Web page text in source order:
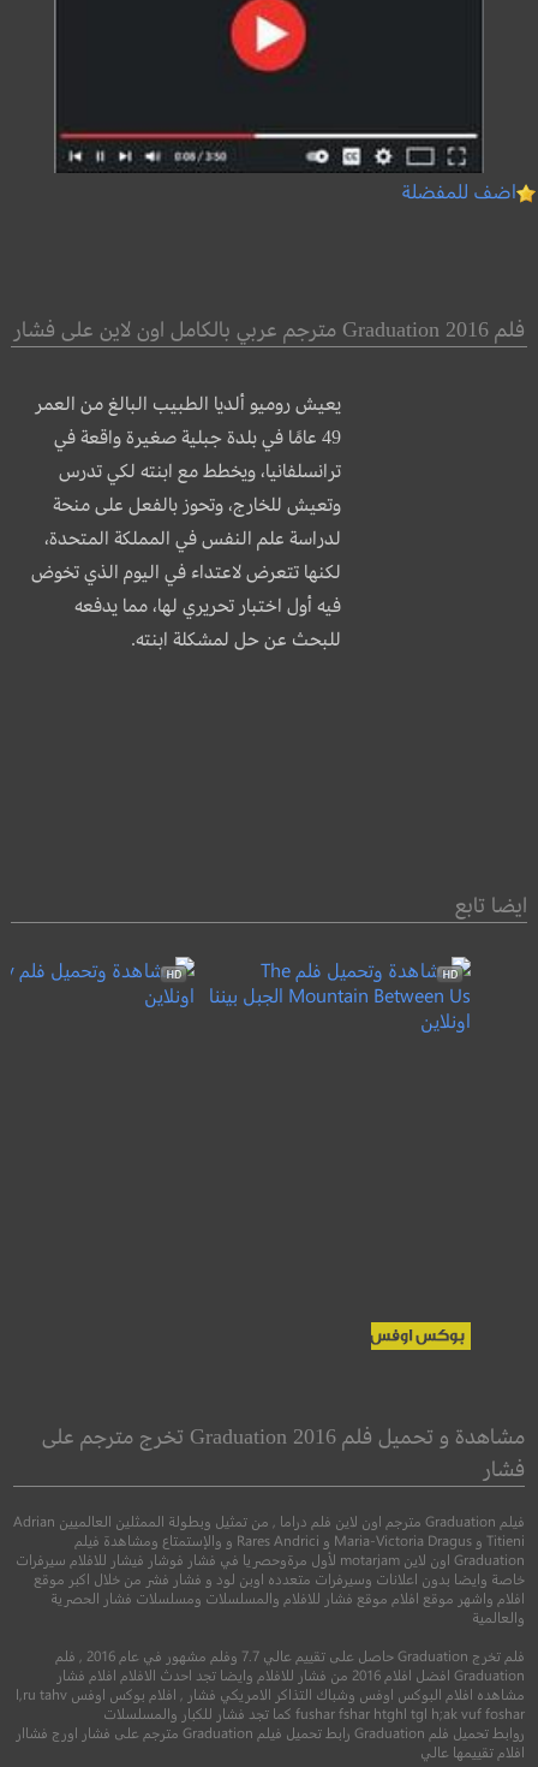
اضف للمفضلة
فلم Graduation 2016 مترجم عربي بالكامل اون لاين على فشار
يعيش روميو ألديا الطبيب البالغ من العمر
49 عامًا في بلدة جبلية صغيرة واقعة في
ترانسلفانيا، ويخطط مع ابنته لكي تدرس
وتعيش للخارج، وتحوز بالفعل على منحة
لدراسة علم النفس في المملكة المتحدة،
لكنها تتعرضلاعتداء في اليوم الذي تخوض
فيه أول اختبار تحريري لها، مما يدفعه
للبحث عن حل لمشكلة ابنته.
ايضا تابع
الجبل بيننا
اكشن●مغامرة●دراما
مشاهدة و تحميل فلم Graduation 2016 تخرج مترجم على
فشار
فيلم Graduation مترجم اون لاين فلم دراما , من تمثيل وبطولة الممثلين العالميين Adrian
Titieni و Maria-Victoria Dragus و Rares Andrici و والإستمتاع ومشاهدة فيلم
Graduation اون لاين motarjam لأول مرةوحصريا في فشار فوشار فيشار للافلام سيرفرات
خاصة وايضا بدون اعلانات وسيرفرات متعدده اوبن لود و فشار فشر من خلال اكبر موقع
افلام واشهر موقع افلام موقع فشار للافلام والمسلسلات ومسلسلات فشار الحصرية
والعالمية
فلم تخرج Graduation حاصل على تقييم عالي 7.7 وفلم مشهور في عام 2016 , فلم
Graduation افضل افلام 2016 من فشار للافلام وايضا تجد احدث الافلام افلام فشار
مشاهده افلام البوكس اوفس وشباك التذاكر الامريكي فشار , افلام بوكس اوفس l,ru tahv
fushar fshar htghl tgl h;ak vuf foshar كما تجد فشار للكبار والمسلسلات
روابط تحميل فلم Graduation رابط تحميل فيلم Graduation مترجم على فشار اورج فشاار
افلام تقييمها عالي